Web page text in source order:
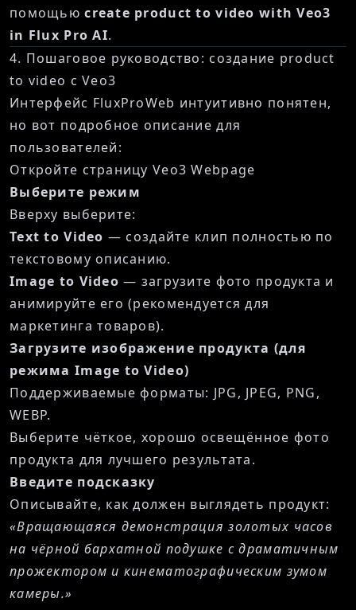
помощьюcreate product to video with Veo3
in Flux Pro AI.
4. Пошаговое руководство: создание product
to video с Veo3
Интерфейс FluxProWeb интуитивно понятен,
но вот подробное описание для
пользователей:
Откройте страницуVeo3 Webpage
Выберите режим
Вверху выберите:
Text to Video — создайте клип полностью по
текстовому описанию.
Image to Video — загрузите фото продукта и
анимируйте его (рекомендуется для
маркетинга товаров).
Загрузите изображение продукта (для
режима Image to Video)
Поддерживаемые форматы: JPG, JPEG, PNG,
WEBP.
Выберите чёткое, хорошо освещённое фото
продукта для лучшего результата.
Введите подсказку
Описывайте, как должен выглядеть продукт:
«Вращающаяся демонстрация золотых часов
на чёрной бархатной подушке с драматичным
прожектором и кинематографическим зумом
камеры.»